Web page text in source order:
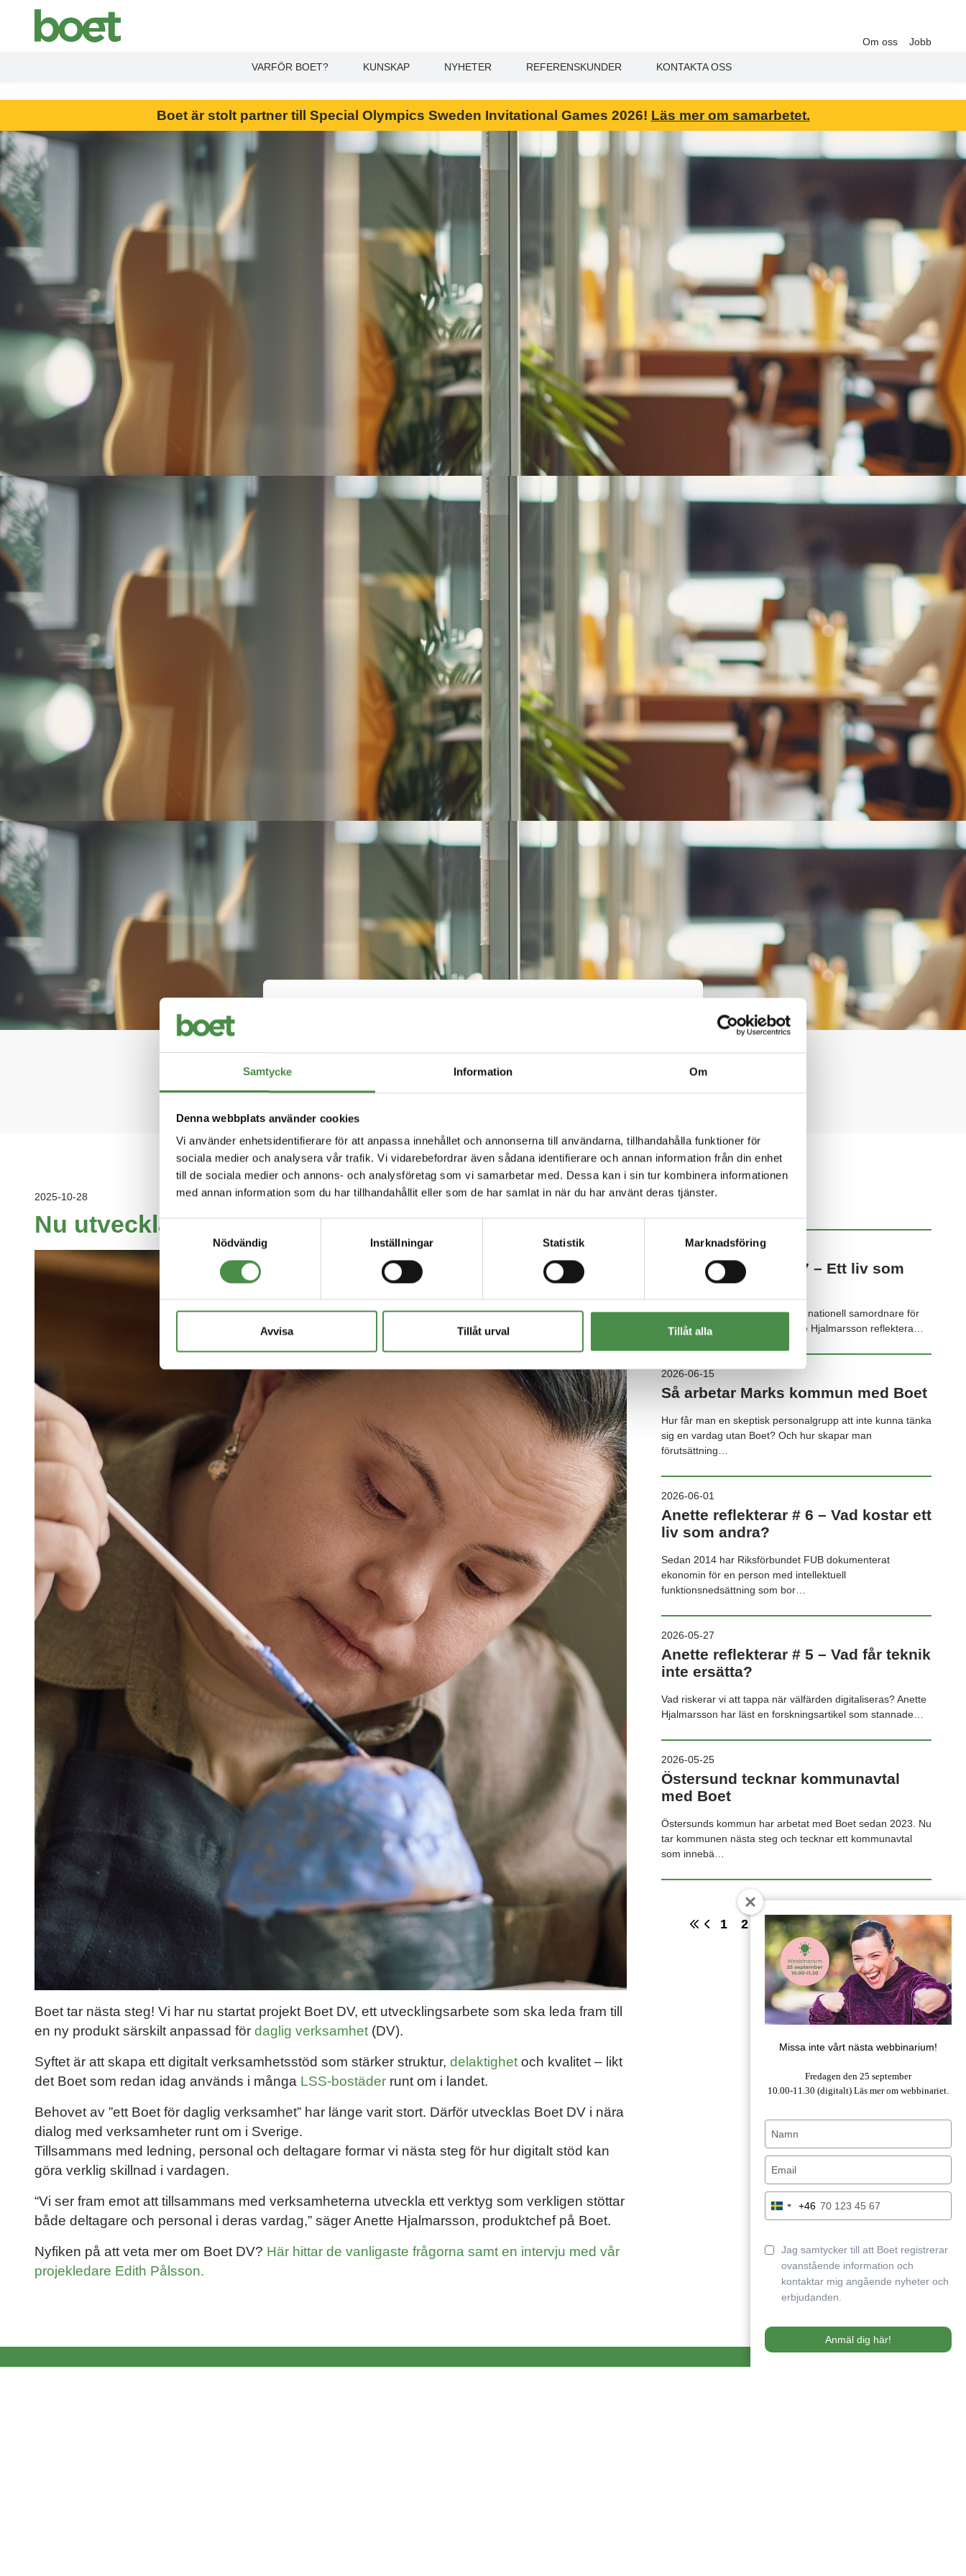
Samtycke Information Om
Denna webbplats använder cookies
Vi använder enhetsidentifierare för att anpassa innehållet och annonserna till användarna, tillhandahålla funktioner för
sociala medier och analysera vår trafik. Vi vidarebefordrar även sådana identifierare och annan information från din enhet
till de sociala medier och annons- och analysföretag som vi samarbetar med. Dessa kan i sin tur kombinera informationen
med annan information som du har tillhandahållit eller som de har samlat in när du har använt deras tjänster.
Samtyckesval
Nödvändig
Inställningar Statistik Marknadsföring
Avvisa Tillåt urval Tillåt alla
Missa inte vårt nästa webbinarium!
Fredagen den 25 september
10.00-11.30 (digitalt) Läs mer om webbinariet.
name
email
number
Sweden
+46
Jag samtycker till att Boet registrerar
ovanstående information och
kontaktar mig angående nyheter och
erbjudanden.
Anmäl dig här!
End Product brochure -->
Om oss Jobb
VARFÖR BOET? KUNSKAP NYHETER REFERENSKUNDER KONTAKTA OSS
Boet är stolt partner till Special Olympics Sweden Invitational Games 2026! Läs mer om samarbetet.
Håll dig uppdaterad med de senaste nyheterna från Boet.
2025-10-28
Nu utvecklar vi Boet för daglig verksamhet
Boet tar nästa steg! Vi har nu startat projekt Boet DV, ett utvecklingsarbete som ska leda fram till
en ny produkt särskilt anpassad för daglig verksamhet (DV).
Syftet är att skapa ett digitalt verksamhetsstöd som stärker struktur, delaktighet och kvalitet – likt
det Boet som redan idag används i många LSS-bostäder runt om i landet.
Behovet av ”ett Boet för daglig verksamhet” har länge varit stort. Därför utvecklas Boet DV i nära
dialog med verksamheter runt om i Sverige.
Tillsammans med ledning, personal och deltagare formar vi nästa steg för hur digitalt stöd kan
göra verklig skillnad i vardagen.
“Vi ser fram emot att tillsammans med verksamheterna utveckla ett verktyg som verkligen stöttar
både deltagare och personal i deras vardag,” säger Anette Hjalmarsson, produktchef på Boet.
Nyfiken på att veta mer om Boet DV? Här hittar de vanligaste frågorna samt en intervju med vår
projekledare Edith Pålsson.
2026-07-02
Anette reflekterar #7 – Ett liv som
andra, på riktigt
Den 2 juli tillsatte regeringen en nationell samordnare för
funktionshinderspolitiken. Anette Hjalmarsson reflektera…
2026-06-15
Så arbetar Marks kommun med Boet
Hur får man en skeptisk personalgrupp att inte kunna tänka
sig en vardag utan Boet? Och hur skapar man
förutsättning…
2026-06-01
Anette reflekterar # 6 – Vad kostar ett
liv som andra?
Sedan 2014 har Riksförbundet FUB dokumenterat
ekonomin för en person med intellektuell
funktionsnedsättning som bor…
2026-05-27
Anette reflekterar # 5 – Vad får teknik
inte ersätta?
Vad riskerar vi att tappa när välfärden digitaliseras? Anette
Hjalmarsson har läst en forskningsartikel som stannade…
2026-05-25
Östersund tecknar kommunavtal
med Boet
Östersunds kommun har arbetat med Boet sedan 2023. Nu
tar kommunen nästa steg och tecknar ett kommunavtal
som innebä…
1 2 3 4 5 6 7 8